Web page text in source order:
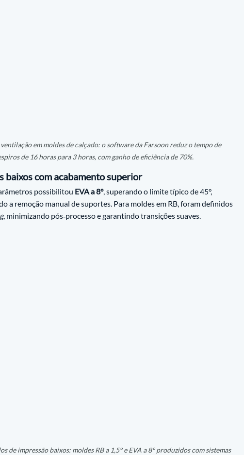
em moldes de calçado: o software da Farsoon reduz o tempo de
de 16 horas para 3 horas, com ganho de eficiência de 70%.
baixos com acabamento superior
possibilitou EVA a 8°, superando o limite típico de 45°,
a remoção manual de suportes. Para moldes em RB, foram definidos
, minimizando pós‑processo e garantindo transições suaves.
de impressão baixos: moldes RB a 1,5° e EVA a 8° produzidos com sistemas